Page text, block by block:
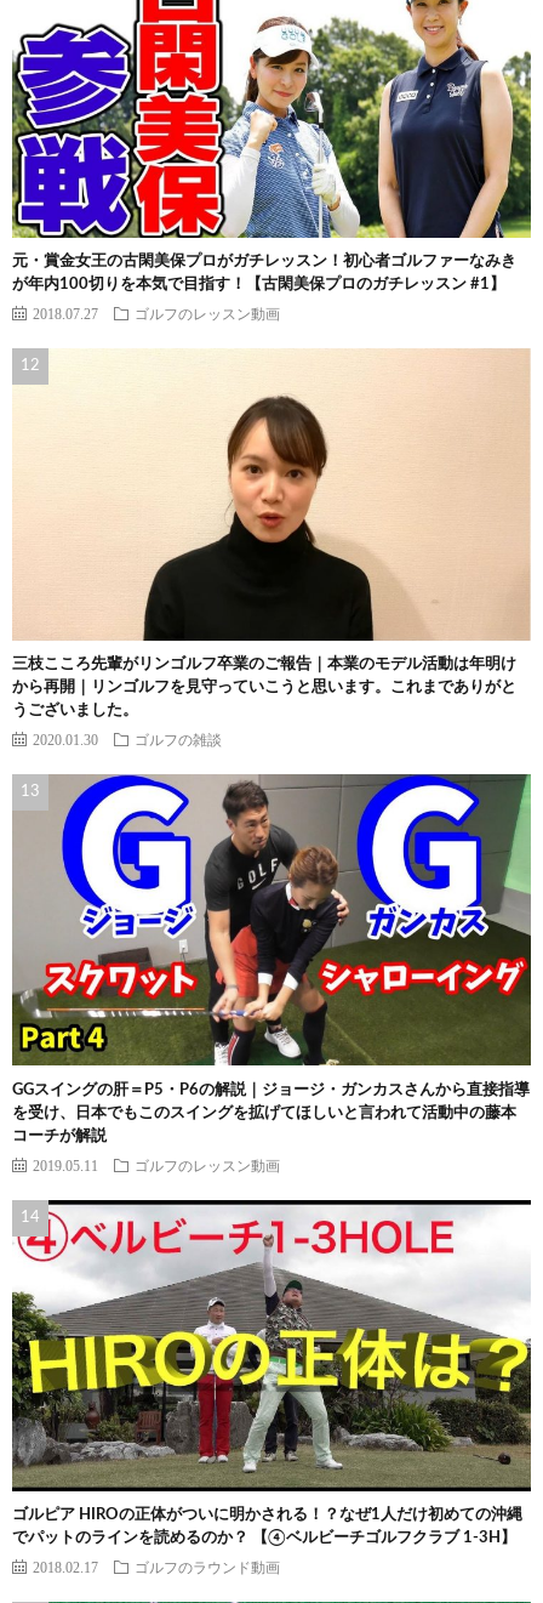
元・賞金女王の古閑美保プロがガチレッスン！初心者ゴルファーなみき
が年内100切りを本気で目指す！【古閑美保プロのガチレッスン #1】
2018.07.27 ゴルフのレッスン動画
三枝こころ先輩がリンゴルフ卒業のご報告｜本業のモデル活動は年明け
から再開｜リンゴルフを見守っていこうと思います。これまでありがと
うございました。
2020.01.30 ゴルフの雑談
GGスイングの肝＝P5・P6の解説｜ジョージ・ガンカスさんから直接指導
を受け、日本でもこのスイングを拡げてほしいと言われて活動中の藤本
コーチが解説
2019.05.11 ゴルフのレッスン動画
ゴルピア HIROの正体がついに明かされる！？なぜ1人だけ初めての沖縄
でパットのラインを読めるのか？ 【④ベルビーチゴルフクラブ 1-3H】
2018.02.17 ゴルフのラウンド動画